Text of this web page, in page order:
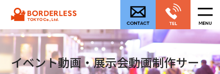
イベント動画・展示会動画制作サー